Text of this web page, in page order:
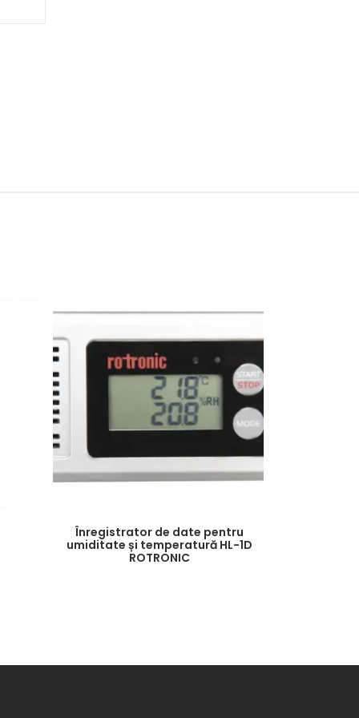
Înregistrator de date pentru
umiditate și temperatură HL-1D
ROTRONIC